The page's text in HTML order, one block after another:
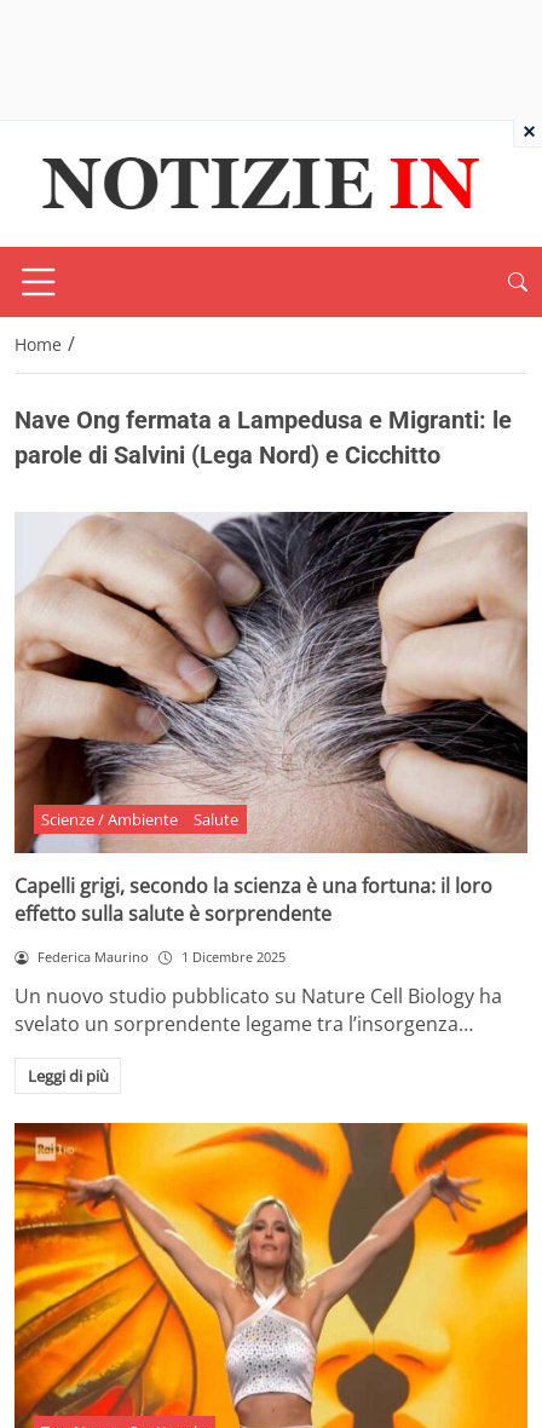
Home /
Nave Ong fermata a Lampedusa e Migranti: le
parole di Salvini (Lega Nord) e Cicchitto
Scienze / Ambiente Salute
Capelli grigi, secondo la scienza è una fortuna: il loro
effetto sulla salute è sorprendente
Federica Maurino 1 Dicembre 2025
Un nuovo studio pubblicato su Nature Cell Biology ha
svelato un sorprendente legame tra l’insorgenza…
Leggi di più
×